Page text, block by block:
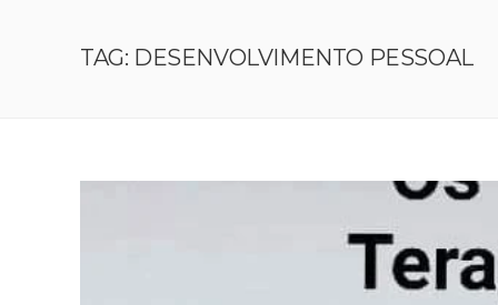
TAG: DESENVOLVIMENTO PESSOAL